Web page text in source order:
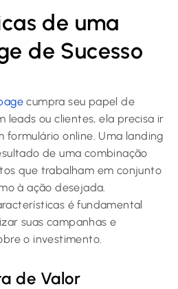
de uma
de Sucesso
cumpra seu papel de
leads ou clientes, ela precisa ir
formulário online. Uma landing
de uma combinação
que trabalham em conjunto
à ação desejada.
é fundamental
suas campanhas e
o investimento.
de Valor